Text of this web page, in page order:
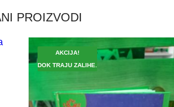
PROIZVODI
AKCIJA!
DOK TRAJU ZALIHE.